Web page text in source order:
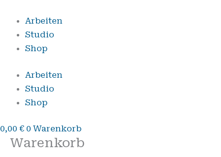
Inhalt
springen
Arbeiten
Studio
Shop
Arbeiten
Studio
Shop
0,00 € 0 Warenkorb
Warenkorb